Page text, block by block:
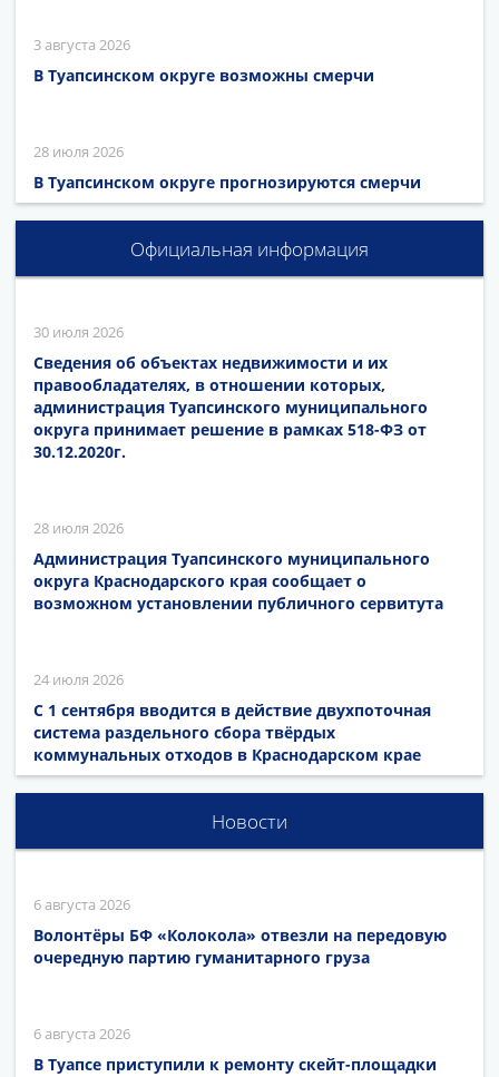
3 августа 2026
В Туапсинском округе возможны смерчи
28 июля 2026
В Туапсинском округе прогнозируются смерчи
Официальная информация
30 июля 2026
Сведения об объектах недвижимости и их
правообладателях, в отношении которых,
администрация Туапсинского муниципального
округа принимает решение в рамках 518-ФЗ от
30.12.2020г.
28 июля 2026
Администрация Туапсинского муниципального
округа Краснодарского края сообщает о
возможном установлении публичного сервитута
24 июля 2026
С 1 сентября вводится в действие двухпоточная
система раздельного сбора твёрдых
коммунальных отходов в Краснодарском крае
Новости
6 августа 2026
Волонтёры БФ «Колокола» отвезли на передовую
очередную партию гуманитарного груза
6 августа 2026
В Туапсе приступили к ремонту скейт-площадки